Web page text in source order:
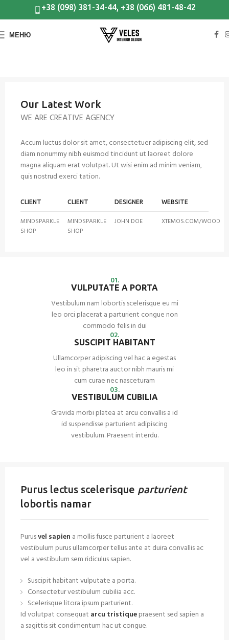
+38 (098) 381-34-44, +38 (066) 481-48-42
МЕНЮ
Our Latest Work
WE ARE CREATIVE AGENCY
Accum luctus dolor sit amet, consectetuer adipiscing elit, sed
diam nonummy nibh euismod tincidunt ut laoreet dolore
magna aliquam erat volutpat. Ut wisi enim ad minim veniam,
quis nostrud exerci tation.
CLIENT
MINDSPARKLE
SHOP
CLIENT
MINDSPARKLE
SHOP
DESIGNER
JOHN DOE
WEBSITE
XTEMOS.COM/WOOD
01.
VULPUTATE A PORTA
Vestibulum nam lobortis scelerisque eu mi
leo orci placerat a parturient congue non
commodo felis in dui
02.
SUSCIPIT HABITANT
Ullamcorper adipiscing vel hac a egestas
leo in sit pharetra auctor nibh mauris mi
cum curae nec nasceturam
03.
VESTIBULUM CUBILIA
Gravida morbi platea at arcu convallis a id
id suspendisse parturient adipiscing
vestibulum. Praesent interdu.
Purus lectus scelerisque parturient
lobortis namar
Purusvel sapien a mollis fusce parturient a laoreet
vestibulum purus ullamcorper tellus ante at duira convallis ac
vel a vestibulum sem ridiculus sapien.
Suscipit habitant vulputate a porta.
Consectetur vestibulum cubilia acc.
Scelerisque litora ipsum parturient.
Id volutpat consequat arcu tristiquepraesent sed sapien a
a sagittis sit condimentum hac ut congue.